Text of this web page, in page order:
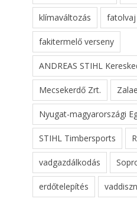
klímaváltozás fatolvaj
fakitermelő verseny
ANDREAS STIHL
Mecsekerdő Zrt.
Nyugat-magyarországi
STIHL Timbersports
vadgazdálkodás
erdőtelepítés